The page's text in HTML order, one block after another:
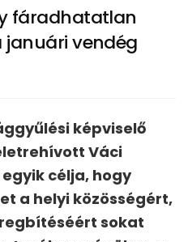
fáradhatatlan
vendég
képviselő
Váci
célja, hogy
a helyi közösségért,
sokat